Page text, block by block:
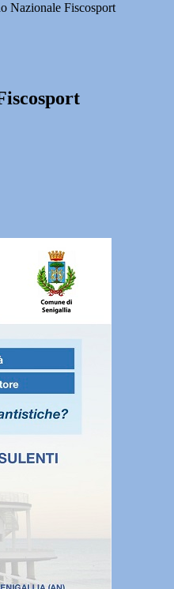
Nazionale Fiscosport